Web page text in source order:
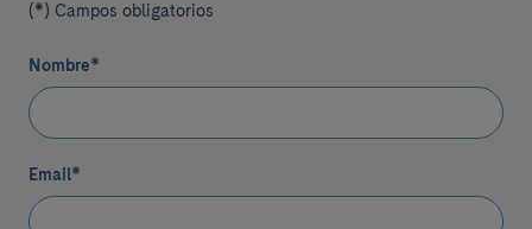
(*) Campos obligatorios
Nombre*
Email*